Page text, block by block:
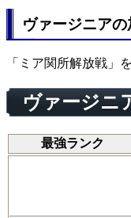
ヴァージニア
「ミア関所解放戦」
ヴァージニ
最強ランク